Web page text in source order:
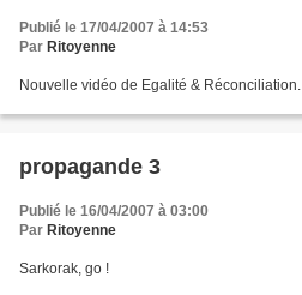
Publié le 17/04/2007 à 14:53
Par Ritoyenne
Nouvelle vidéo de Egalité & Réconciliation.
propagande 3
Publié le 16/04/2007 à 03:00
Par Ritoyenne
Sarkorak, go !